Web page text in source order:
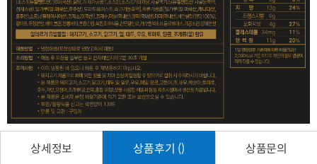
상세정보 상품후기 () 상품문의